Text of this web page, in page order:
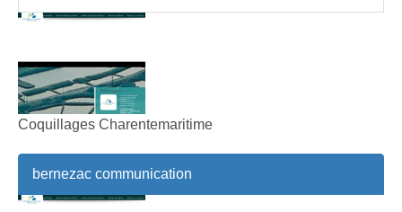
Coquillages Charentemaritime
bernezac communication